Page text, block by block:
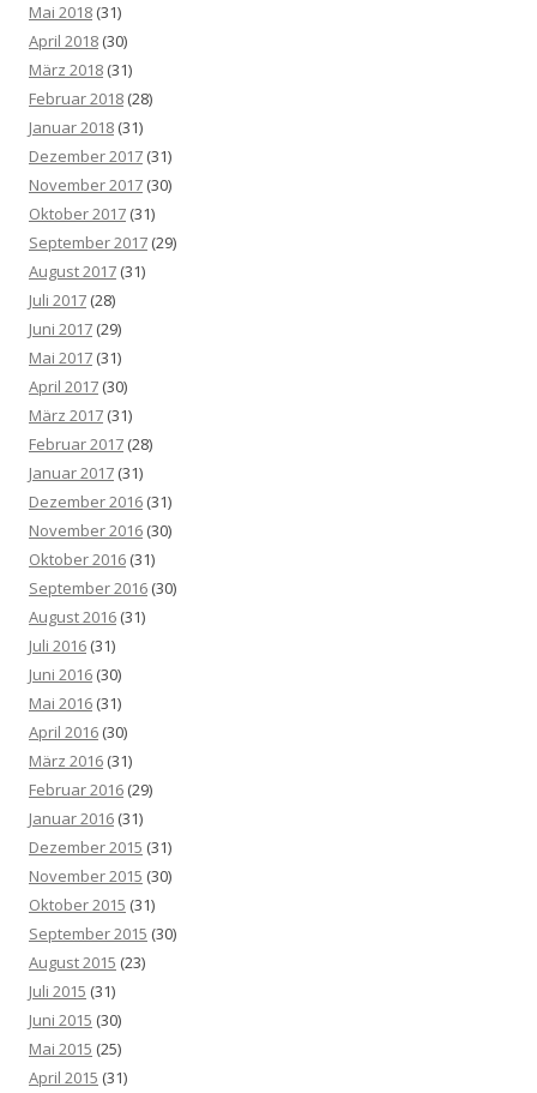
Mai 2018 (31)
April 2018 (30)
März 2018 (31)
Februar 2018 (28)
Januar 2018 (31)
Dezember 2017 (31)
November 2017 (30)
Oktober 2017 (31)
September 2017 (29)
August 2017 (31)
Juli 2017 (28)
Juni 2017 (29)
Mai 2017 (31)
April 2017 (30)
März 2017 (31)
Februar 2017 (28)
Januar 2017 (31)
Dezember 2016 (31)
November 2016 (30)
Oktober 2016 (31)
September 2016 (30)
August 2016 (31)
Juli 2016 (31)
Juni 2016 (30)
Mai 2016 (31)
April 2016 (30)
März 2016 (31)
Februar 2016 (29)
Januar 2016 (31)
Dezember 2015 (31)
November 2015 (30)
Oktober 2015 (31)
September 2015 (30)
August 2015 (23)
Juli 2015 (31)
Juni 2015 (30)
Mai 2015 (25)
April 2015 (31)